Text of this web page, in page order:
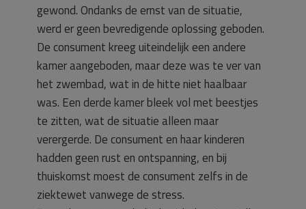
gewond. Ondanks de ernst van de situatie,
werd er geen bevredigende oplossing geboden.
De consument kreeg uiteindelijk een andere
kamer aangeboden, maar deze was te ver van
het zwembad, wat in de hitte niet haalbaar
was. Een derde kamer bleek vol met beestjes
te zitten, wat de situatie alleen maar
verergerde. De consument en haar kinderen
hadden geen rust en ontspanning, en bij
thuiskomst moest de consument zelfs in de
ziektewet vanwege de stress.